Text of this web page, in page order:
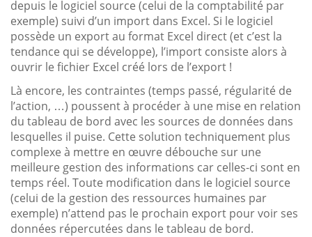
depuis le logiciel source (celui de la comptabilité par
exemple) suivi d’un import dans Excel. Si le logiciel
possède un export au format Excel direct (et c’est la
tendance qui se développe), l’import consiste alors à
ouvrir le fichier Excel créé lors de l’export !
Là encore, les contraintes (temps passé, régularité de
l’action, …) poussent à procéder à une mise en relation
du tableau de bord avec les sources de données dans
lesquelles il puise. Cette solution techniquement plus
complexe à mettre en œuvre débouche sur une
meilleure gestion des informations car celles-ci sont en
temps réel. Toute modification dans le logiciel source
(celui de la gestion des ressources humaines par
exemple) n’attend pas le prochain export pour voir ses
données répercutées dans le tableau de bord.